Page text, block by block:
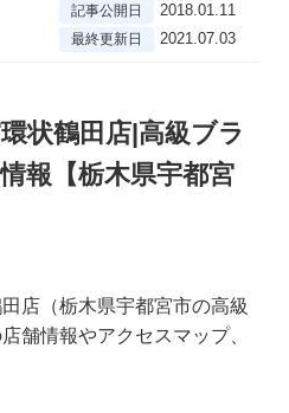
記事公開日 2018.01.11
最終更新日 2021.07.03
状鶴田店|高級ブラ
報【栃木県宇都宮
店（栃木県宇都宮市の高級
舗情報やアクセスマップ、